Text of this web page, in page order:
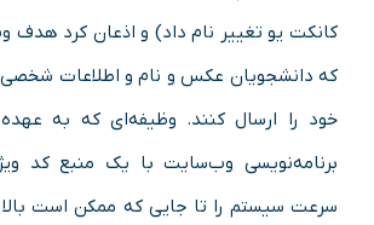
کانکت یو تغییر نام داد) و اذعان کرد
که دانشجویان عکس و نام و اطلاعات
خود را ارسال کنند. وظیفه‌ای که به
برنامه‌نویسی وب‌سایت با یک منبع کد
سرعت سیستم را تا جایی که ممکن است بالا